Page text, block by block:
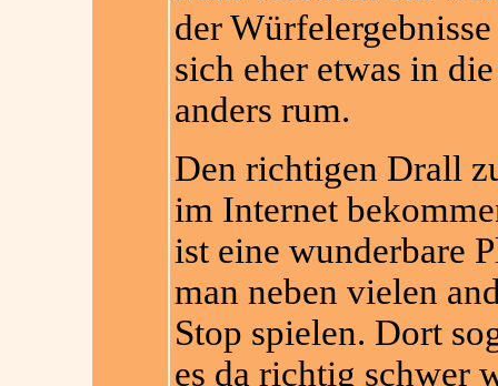
der
sich eher etwas in
anders rum.
Den richtigen Drall
im Internet
ist eine wunderbare
man neben vielen
Stop spielen. Dort
es da richtig schwer